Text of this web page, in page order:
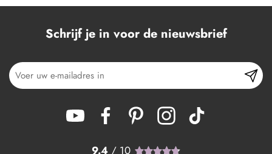
Schrijf je in voor de nieuwsbrief
9.4 / 10